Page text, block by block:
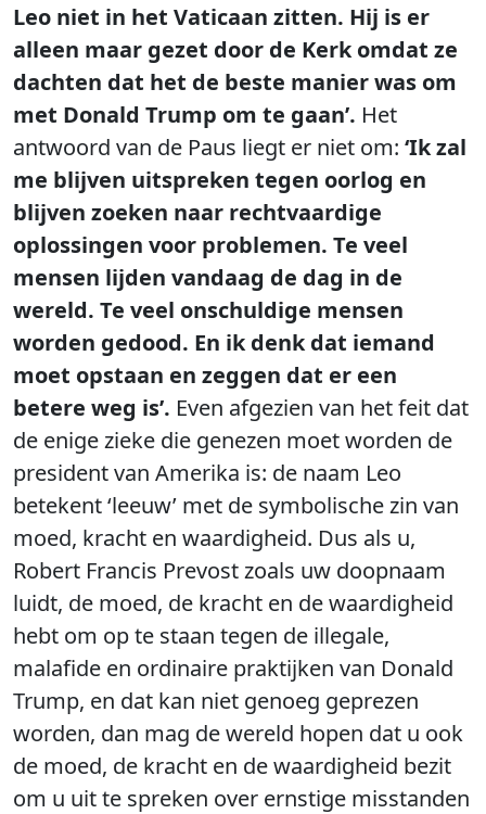
Leo niet in het Vaticaan zitten. Hij is er
alleen maar gezet door de Kerk omdat ze
dachten dat het de beste manier was om
met Donald Trump om te gaan’. Het
antwoord van de Paus liegt er niet om: ‘Ik zal
me blijven uitspreken tegen oorlog en
blijven zoeken naar rechtvaardige
oplossingen voor problemen. Te veel
mensen lijden vandaag de dag in de
wereld. Te veel onschuldige mensen
worden gedood. En ik denk dat iemand
moet opstaan ​​en zeggen dat er een
betere weg is’. Even afgezien van het feit dat
de enige zieke die genezen moet worden de
president van Amerika is: de naam Leo
betekent ‘leeuw’ met de symbolische zin van
moed, kracht en waardigheid. Dus als u,
Robert Francis Prevost zoals uw doopnaam
luidt, de moed, de kracht en de waardigheid
hebt om op te staan tegen de illegale,
malafide en ordinaire praktijken van Donald
Trump, en dat kan niet genoeg geprezen
worden, dan mag de wereld hopen dat u ook
de moed, de kracht en de waardigheid bezit
om u uit te spreken over ernstige misstanden